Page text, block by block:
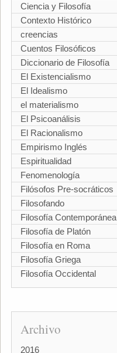
Ciencia y Filosofía
Contexto Histórico
creencias
Cuentos Filosóficos
Diccionario de Filosofía
El Existencialismo
El Idealismo
el materialismo
El Psicoanálisis
El Racionalismo
Empirismo Inglés
Espiritualidad
Fenomenología
Filósofos Pre-socráticos
Filosofando
Filosofía Contemporánea
Filosofía de Platón
Filosofía en Roma
Filosofía Griega
Filosofía Occidental
Archivo
2016